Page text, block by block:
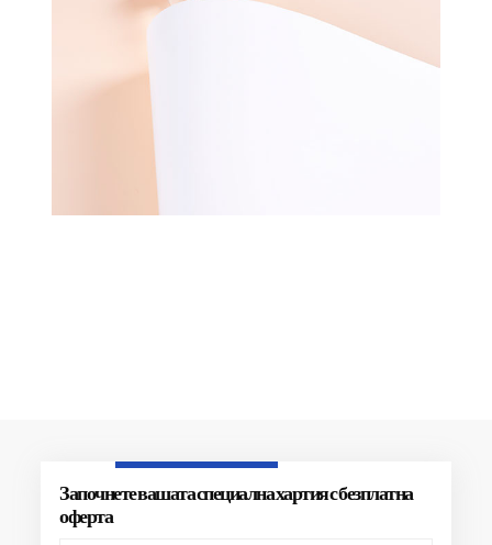
Започнете вашата специална хартия с безплатна
оферта